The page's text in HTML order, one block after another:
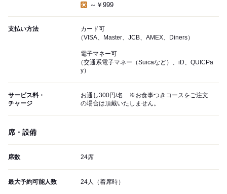
～￥999
支払い方法
カード可
（VISA、Master、JCB、AMEX、Diners）
電子マネー可
（交通系電子マネー（Suicaなど）、iD、QUICPa
y）
サービス料・
チャージ
お通し300円/名 ※お食事つきコースをご注文
の場合は頂戴いたしません。
席・設備
席数 24席
最大予約可能人数 24人（着席時）